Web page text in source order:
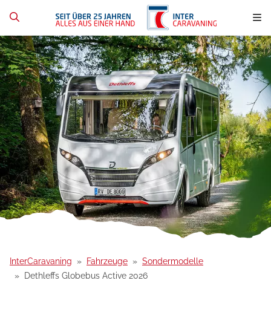
InterCaravaning Fahrzeuge
Sondermodelle
Dethleffs Globebus Active 2026